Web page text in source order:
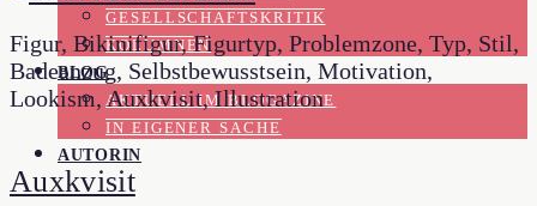
GESELLSCHAFTSKRITIK
KOLUMNEN
BLOG
AKTUELL IM BLOGAZINE
IN EIGENER SACHE
AUTORIN
Figur, Bikinifigur, Figurtyp, Problemzone, Typ, Stil,
Badeanzug, Selbstbewusstsein, Motivation,
Lookism, Auxkvisit, Illustration
Auxkvisit